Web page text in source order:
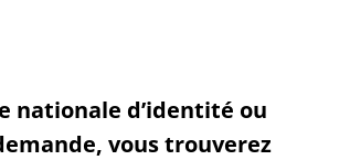
nationale d’identité ou
vous trouverez